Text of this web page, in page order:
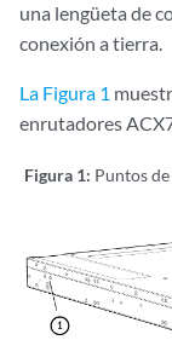
una lengüeta de
conexión a tierra.
La Figura 1
enrutadores
Figura 1: Puntos